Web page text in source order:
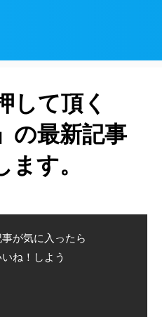
して頂く
の最新記事
す。
事が気に入ったら
いね！しよう